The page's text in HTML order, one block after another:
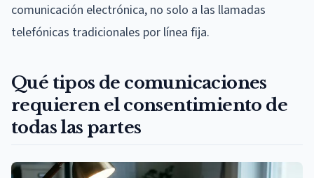
comunicación electrónica, no solo a las llamadas
telefónicas tradicionales por línea fija.
Qué tipos de comunicaciones
requieren el consentimiento de
todas las partes